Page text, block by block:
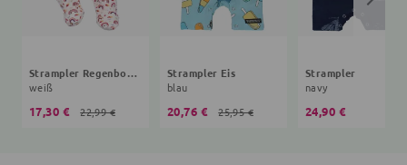
Strampler Regenbogen
weiß
17,30 € 22,99 €
Strampler Eis
blau
20,76 € 25,95 €
Strampler
navy
24,90 €